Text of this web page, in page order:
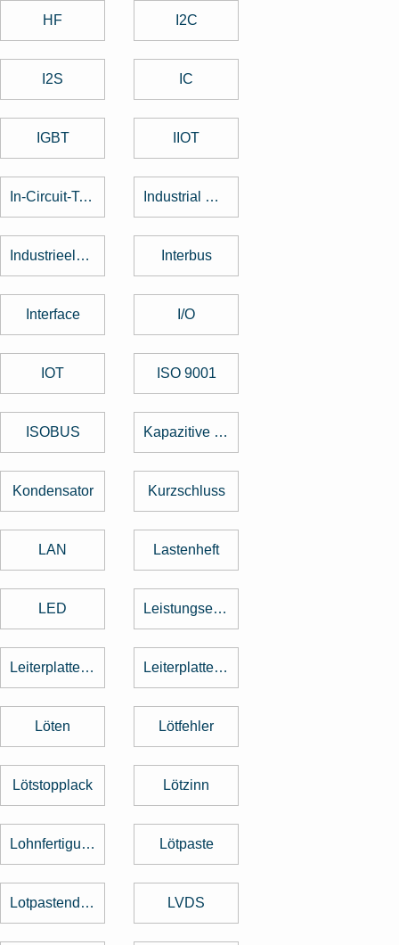
HF I2C
I2S IC
IGBT IIOT
In-Circuit-Test Industrial Design
Industrieelektronik Interbus
Interface I/O
IOT ISO 9001
ISOBUS Kapazitive Tasten
Kondensator Kurzschluss
LAN Lastenheft
LED Leistungselektronik
Leiterplattenbestückung Leiterplattenentflechtung
Löten Lötfehler
Lötstopplack Lötzinn
Lohnfertigung Lötpaste
Lotpastendruck LVDS